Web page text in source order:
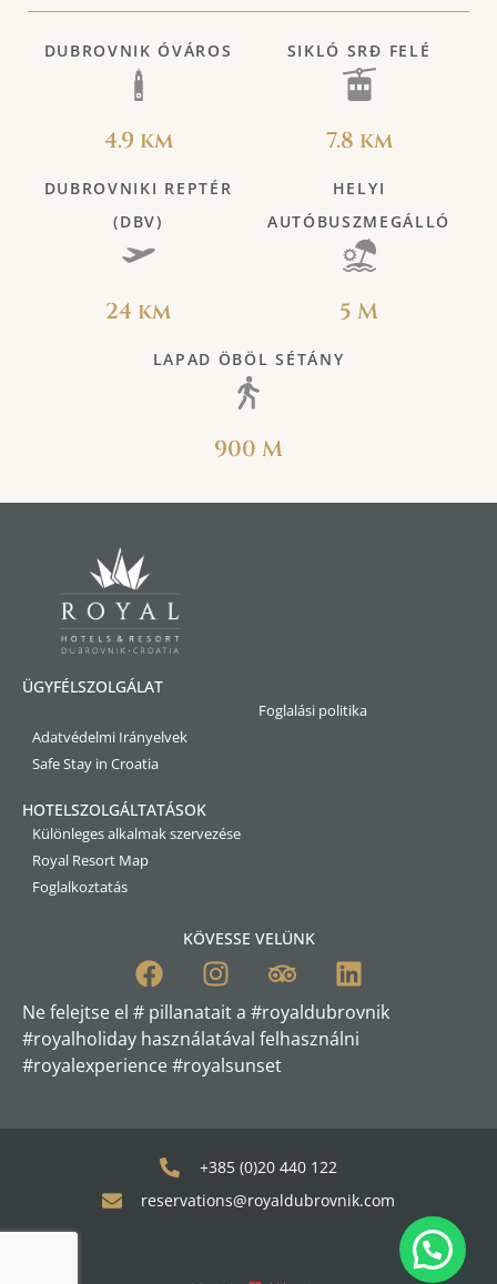
DUBROVNIK ÓVÁROS
4.9 km
SIKLÓ SRĐ FELÉ
7.8 km
DUBROVNIKI REPTÉR
(DBV)
24 km
HELYI
AUTÓBUSZMEGÁLLÓ
5 M
LAPAD ÖBÖL SÉTÁNY
900 M
ÜGYFÉLSZOLGÁLAT
Foglalási politika
Adatvédelmi Irányelvek
Safe Stay in Croatia
HOTELSZOLGÁLTATÁSOK
Különleges alkalmak szervezése
Royal Resort Map
Foglalkoztatás
KÖVESSE VELÜNK
Ne felejtse el # pillanatait a #royaldubrovnik
#royalholiday használatával felhasználni
#royalexperience #royalsunset
+385 (0)20 440 122
reservations@royaldubrovnik.com